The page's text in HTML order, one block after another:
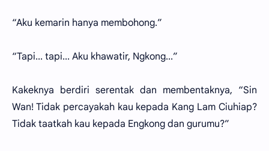
“Aku kemarin hanya membohong.”
“Tapi... tapi... Aku khawatir, Ngkong...”
Kakeknya berdiri serentak dan membentaknya, “Sin
Wan! Tidak percayakah kau kepada Kang Lam Ciuhiap?
Tidak taatkah kau kepada Engkong dan gurumu?”